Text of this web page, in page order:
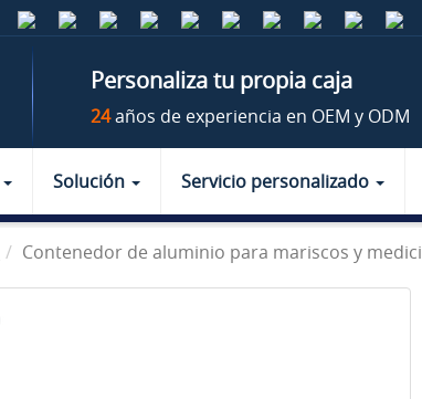
Personaliza tu propia caja
24años de experiencia en OEM y ODM
Solución Servicio personalizado
Contenedor de aluminio para mariscos y